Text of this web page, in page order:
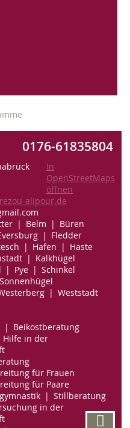
0176-61835804
In
OpenStreetMaps
öffnen
alipour.de
Belm
Büren
Fledder
Hafen
Haste
Kalkhügel
Pye
Schinkel
Sonnenhügel
Weststadt
Beikostberatung
Hilfe in der
für Frauen
für Paare
Stillberatung
in der